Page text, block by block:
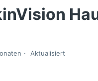
Aktualisiert